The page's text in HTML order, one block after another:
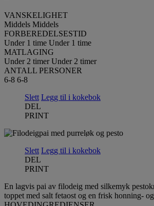
VANSKELIGHET
Middels Middels
FORBEREDELSESTID
Under 1 time Under 1 time
MATLAGING
Under 2 timer Under 2 timer
ANTALL PERSONER
6-8 6-8
Slett Legg til i kokebok
DEL
PRINT
Slett Legg til i kokebok
DEL
PRINT
En lagvis pai av filodeig med silkemyk
toppet med salt fetaost og en frisk honning-